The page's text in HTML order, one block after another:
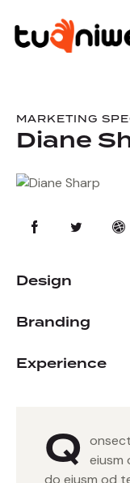
MARKETING
Diane
Design
Branding
Experience
Q eiusm
do eiusm od